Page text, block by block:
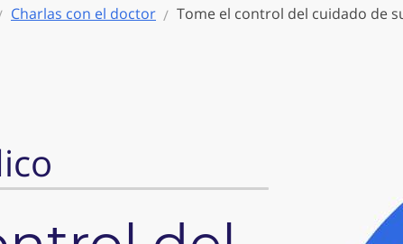
Charlas con el doctor Tome el control del cuidado de